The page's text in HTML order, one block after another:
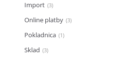
Import 3
Online platby 3
Pokladnica 1
Sklad 3